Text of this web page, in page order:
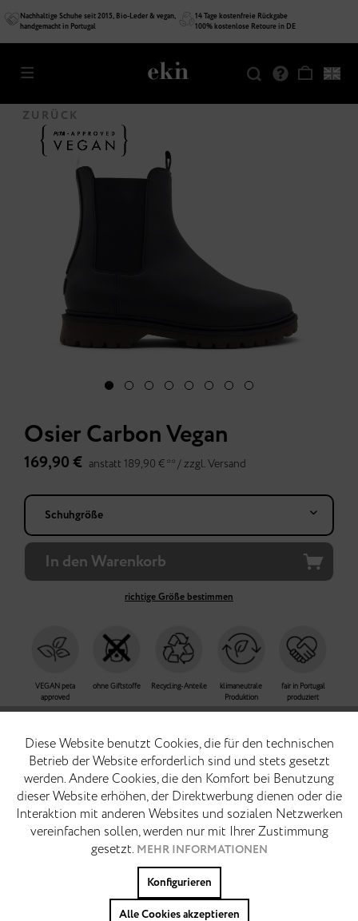
Nachhaltige Schuhe seit 2015, Bio-Leder & vegan,
handgemacht in Portugal
14 Tage kostenfreie Rückgabe
100% kostenlose Retoure in DE
ZURÜCK
Osier Carbon Vegan
169,90 € anstatt 189,90 € ** / zzgl. Versand
In den Warenkorb
richtige Größe bestimmen
VEGAN peta
approved
ohne Giftstoffe Recycling-Anteile
klimaneutrale
Produktion
fair in Portugal
produziert
BESCHREIBUNG
Der vielleicht unkomplizierteste klassische Schuh
überhaupt. Der Chelsea Boot gehört zu den wenigen
Schuhen, die gleichzeitig lässig und elegant...
Funktionale Aktiv
Marketing Inaktiv
Tracking Inaktiv
Diese Website benutzt Cookies, die für den technischen
Betrieb der Website erforderlich sind und stets gesetzt
werden. Andere Cookies, die den Komfort bei Benutzung
dieser Website erhöhen, der Direktwerbung dienen oder die
Interaktion mit anderen Websites und sozialen Netzwerken
vereinfachen sollen, werden nur mit Ihrer Zustimmung
gesetzt. MEHR INFORMATIONEN
Konfigurieren
Alle Cookies akzeptieren